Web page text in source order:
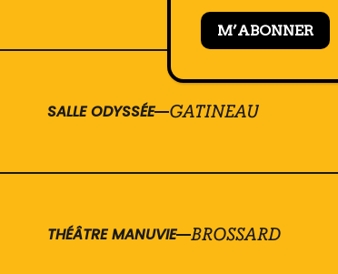
SALLE ODYSSÉE GATINEAU
THÉÂTRE MANUVIE BROSSARD
M’ABONNER